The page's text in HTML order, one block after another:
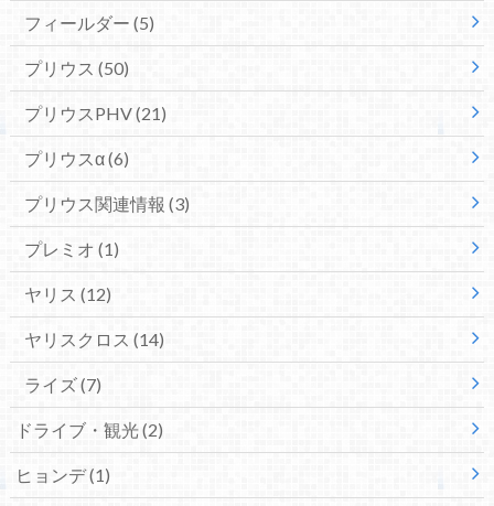
フィールダー (5)
プリウス (50)
プリウスPHV(21)
プリウスα(6)
プリウス関連情報 (3)
プレミオ (1)
ヤリス (12)
ヤリスクロス (14)
ライズ(7)
ドライブ・観光(2)
ヒョンデ(1)